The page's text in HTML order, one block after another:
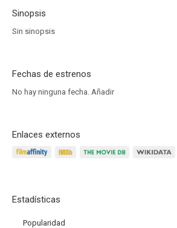
Sinopsis
Sin sinopsis
Fechas de estrenos
No hay ninguna fecha. Añadir
Enlaces externos
Estadísticas
Popularidad